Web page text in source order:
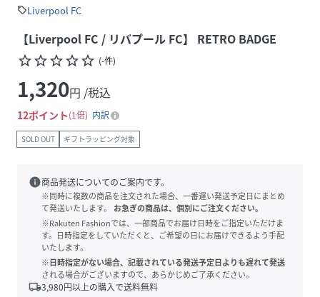
sellLiverpool FC
【Liverpool FC / リバプール FC】 RETRO BADGE
star_borderstar_borderstar_borderstar_borderstar_border (-件)
1,320円 /税込
12ポイント 1倍 内訳
SOLD OUT ギフトラッピング対象
info商品発送についてのご案内です。
※同時に複数の商品を注文された場合、一番遅い発送予定日にまとめ
て発送いたします。
お急ぎの商品は、個別にご注文ください。
※Rakuten Fashionでは、一部商品でお届け日時をご指定いただけま
す。日時指定をしていただくと、ご希望の日にお届けできるよう手配
いたします。
※日時指定がない場合、記載されている発送予定日よりも遅れて発送
される場合がございますので、あらかじめご了承ください。
local_shipping3,980円以上の購入で送料無料